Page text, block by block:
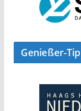
Genießer-